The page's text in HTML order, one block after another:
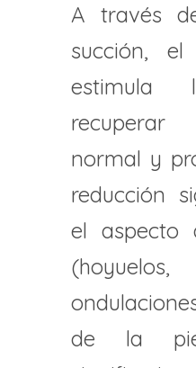
A través
succión,
normal y
reducción
el aspecto
de la